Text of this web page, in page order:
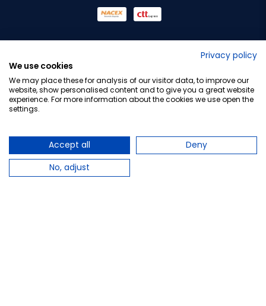
Privacy policy
We use cookies
We may place these for analysis of our visitor data, to improve our
website, show personalised content and to give you a great website
experience. For more information about the cookies we use open the
settings.
Accept all
Deny
No, adjust